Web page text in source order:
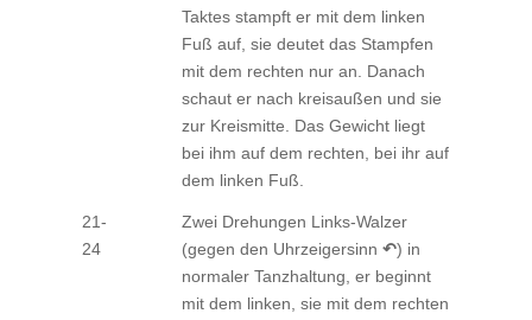
Taktes stampft er mit dem linken
Fuß auf, sie deutet das Stampfen
mit dem rechten nur an. Danach
schaut er nach kreisaußen und sie
zur Kreismitte. Das Gewicht liegt
bei ihm auf dem rechten, bei ihr auf
dem linken Fuß.
21-
24
Zwei Drehungen Links-Walzer
(gegen den Uhrzeigersinn ↶) in
normaler Tanzhaltung, er beginnt
mit dem linken, sie mit dem rechten